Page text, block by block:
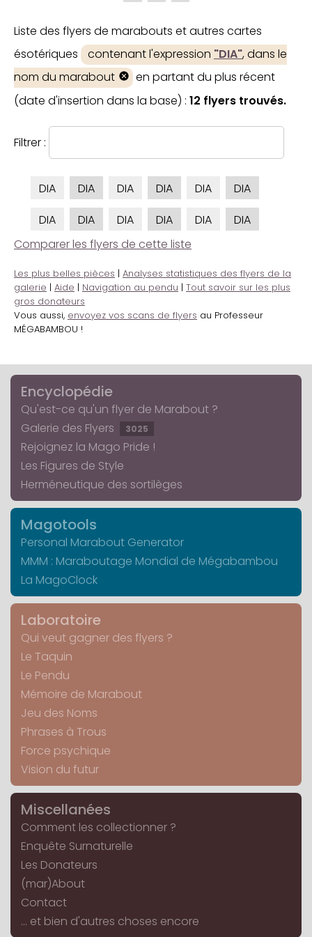
Liste des flyers de marabouts et autres cartes
ésotériques
contenant l'expression "DIA", dans le
nom du marabout
en partant du plus récent
(date d'insertion dans la base) : 12 flyers trouvés.
Filtrer :
DIA DIA DIA DIA DIA
DIA
DIA
DIA DIA DIA DIA
DIA
Comparer les flyers de cette liste
Les plus belles pièces | Analyses statistiques des flyers de la
galerie | Aide | Navigation au pendu | Tout savoir sur les plus
gros donateurs
Vous aussi, envoyez vos scans de flyers au Professeur
MÉGABAMBOU !
Encyclopédie
Qu'est-ce qu'un flyer de Marabout ?
Galerie des Flyers
3025
Rejoignez la Mago Pride !
Les Figures de Style
Herméneutique des sortilèges
Magotools
Personal Marabout Generator
MMM : Maraboutage Mondial de Mégabambou
La MagoClock
Laboratoire
Qui veut gagner des flyers ?
Le Taquin
Le Pendu
Mémoire de Marabout
Jeu des Noms
Phrases à Trous
Force psychique
Vision du futur
Miscellanées
Comment les collectionner ?
Enquête Surnaturelle
Les Donateurs
(mar)About
Contact
... et bien d'autres choses encore